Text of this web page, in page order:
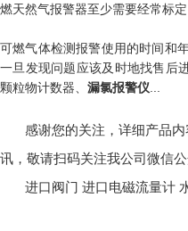
燃天然气报警器至少需要经常标
可燃气体检测报警使用的时间和
一旦发现问题应该及时地找售后
颗粒物计数器、 漏氯报警仪
感谢您的关注，详细产品
讯，敬请扫码关注我公司微信公
进口阀门 进口电磁流量计